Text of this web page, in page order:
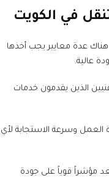
في الكويت
عدة معايير يجب أخذها
عالية.
الذين يقدمون خدمات
العمل وسرعة الاستجابة لأي
مؤشراً قوياً على جودة